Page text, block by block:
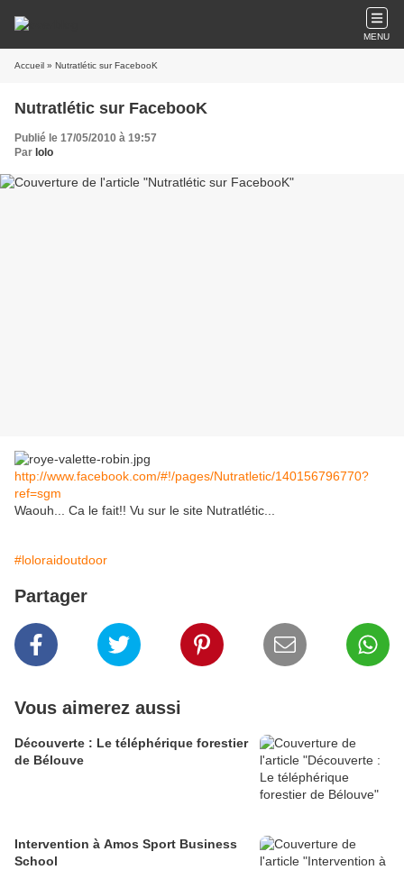
MENU
Accueil » Nutratlétic sur FacebooK
Nutratlétic sur FacebooK
Publié le 17/05/2010 à 19:57
Par lolo
http://www.facebook.com/#!/pages/Nutratletic/140156796770?
ref=sgm
Waouh... Ca le fait!! Vu sur le site Nutratlétic...
#loloraidoutdoor
Partager
Vous aimerez aussi
Découverte : Le téléphérique forestier
de Bélouve
Intervention à Amos Sport Business
School